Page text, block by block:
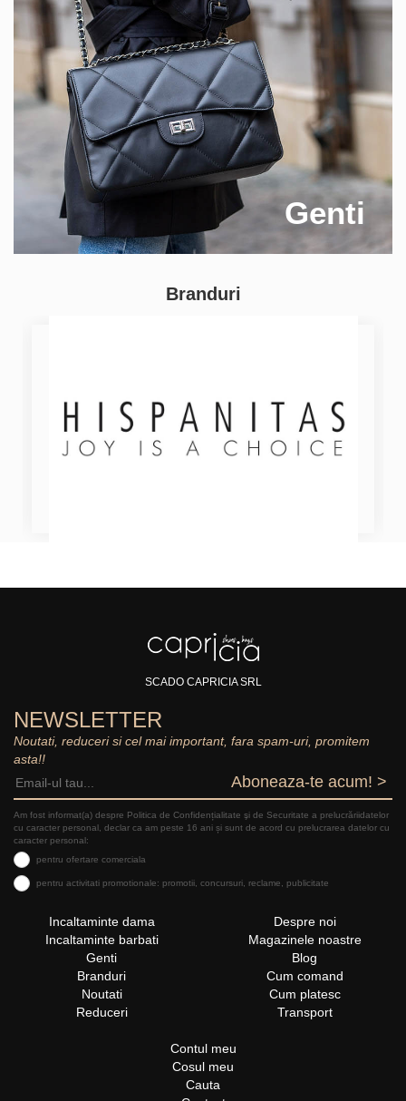
Genti
Branduri
SCADO CAPRICIA SRL
NEWSLETTER
Noutati, reduceri si cel mai important, fara spam-uri, promitem
asta!!
Aboneaza-te acum! >
Am fost informat(a) despre Politica de Confidențialitate şi de Securitate a prelucrăriidatelor
cu caracter personal, declar ca am peste 16 ani și sunt de acord cu prelucrarea datelor cu
caracter personal:
pentru ofertare comerciala
pentru activitati promotionale: promotii, concursuri, reclame, publicitate
Incaltaminte dama
Incaltaminte barbati
Genti
Branduri
Noutati
Reduceri
Despre noi
Magazinele noastre
Blog
Cum comand
Cum platesc
Transport
Contul meu
Cosul meu
Cauta